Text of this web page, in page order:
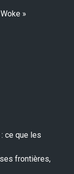
»
ce que les
frontières,